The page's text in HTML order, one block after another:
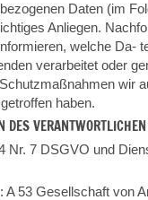
Daten (im
Anliegen.
welche Da-
verarbeitet oder
wir
haben.
Nr. 7 DSGVO und
A 53 Gesellschaft von